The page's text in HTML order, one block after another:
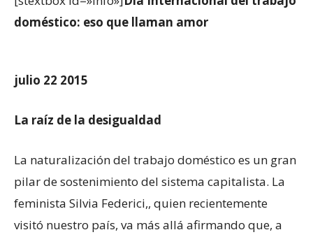
doméstico: eso que llaman amor
julio 22 2015
La raíz de la desigualdad
La naturalización del trabajo doméstico es un gran
pilar de sostenimiento del sistema capitalista. La
feminista Silvia Federici,, quien recientemente
visitó nuestro país, va más allá afirmando que, a